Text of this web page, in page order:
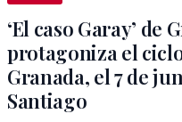
‘El caso Garay’ de
protagoniza el
Granada, el 7 de
Santiago